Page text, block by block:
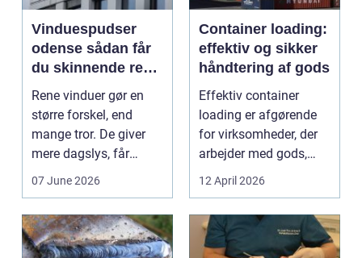
Vinduespudser
odense sådan får
du skinnende rene
ruder året rundt
Rene vinduer gør en
større forskel, end
mange tror. De giver
mere dagslys, får
boligen eller virksom...
07 June 2026
Container loading:
effektiv og sikker
håndtering af gods
Effektiv container
loading er afgørende
for virksomheder, der
arbejder med gods,
skrot eller ...
12 April 2026